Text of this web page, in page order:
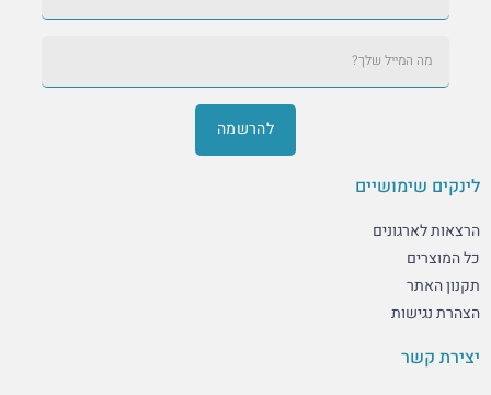
להרשמה
לינקים שימושיים
הרצאות לארגונים
כל המוצרים
תקנון האתר
הצהרת נגישות
יצירת קשר